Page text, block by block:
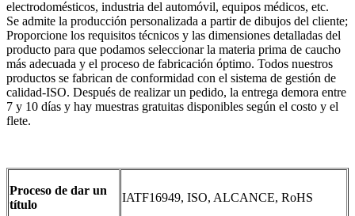
electrodomésticos, industria del automóvil, equipos médicos, etc.
Se admite la producción personalizada a partir de dibujos del cliente;
Proporcione los requisitos técnicos y las dimensiones detalladas del
producto para que podamos seleccionar la materia prima de caucho
más adecuada y el proceso de fabricación óptimo. Todos nuestros
productos se fabrican de conformidad con el sistema de gestión de
calidad-ISO. Después de realizar un pedido, la entrega demora entre
7 y 10 días y hay muestras gratuitas disponibles según el costo y el
flete.
Proceso de dar un
título
IATF16949, ISO, ALCANCE, RoHS